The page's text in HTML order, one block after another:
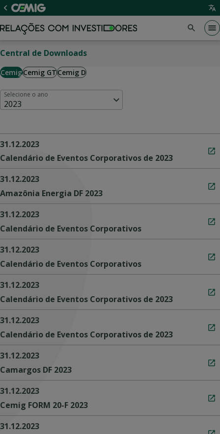
Central de Downloads
CemigCemig GTCemig D
Selecione o ano
2023
31.12.2023
Calendário de Eventos Corporativos de 2023
31.12.2023
Amazônia Energia DF 2023
31.12.2023
Calendário de Eventos Corporativos
31.12.2023
Calendário de Eventos Corporativos
31.12.2023
Calendário de Eventos Corporativos de 2023
31.12.2023
Calendário de Eventos Corporativos de 2023
31.12.2023
Camargos DF 2023
31.12.2023
Cemig FORM 20-F 2023
31.12.2023